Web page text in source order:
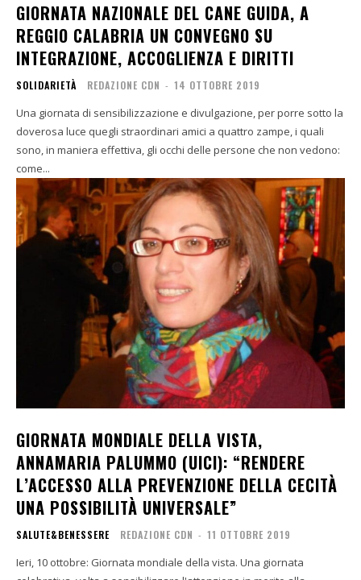
GIORNATA NAZIONALE DEL CANE GUIDA, A
REGGIO CALABRIA UN CONVEGNO SU
INTEGRAZIONE, ACCOGLIENZA E DIRITTI
SOLIDARIETÀ REDAZIONE CDN - 14 OTTOBRE 2019
Una giornata di sensibilizzazione e divulgazione, per porre sotto la
doverosa luce quegli straordinari amici a quattro zampe, i quali
sono, in maniera effettiva, gli occhi delle persone che non vedono:
come...
GIORNATA MONDIALE DELLA VISTA,
ANNAMARIA PALUMMO (UICI): “RENDERE
L’ACCESSO ALLA PREVENZIONE DELLA CECITÀ
UNA POSSIBILITÀ UNIVERSALE”
SALUTE&BENESSERE REDAZIONE CDN - 11 OTTOBRE 2019
Ieri, 10 ottobre: Giornata mondiale della vista. Una giornata